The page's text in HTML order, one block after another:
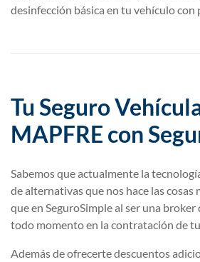
desinfección básica en tu vehículo con
Tu Seguro
MAPFRE con
Sabemos que actualmente la
de alternativas que nos hace las cosas
que en SeguroSimple al ser una
todo momento en la contratación de
Además de ofrecerte descuentos